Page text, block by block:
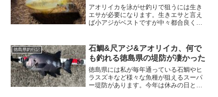
アオリイカを泳がせ釣りで狙うには生き
エサが必要になります。生きエサと言え
ば小アジがベストですが中々都合良く用
リイカを狙ってみました。
徳島県釣行記
石鯛&尺アジ&アオリイカ、何で
も釣れる徳島県の堤防が凄かった
徳島県には私が毎年通っている石鯛やヒ
ラスズキなど様々な魚種が狙えるスーパ
ー堤防があります。今年は休みの日と天